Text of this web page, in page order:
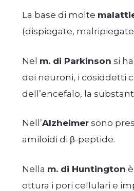
La base di molte
(dispiegate,
Nel m. di Parkinson si
dei neuroni, i cosiddetti
dell’encefalo, la
Nell’Alzheimersono
amiloidi di β-peptide.
Nella m. di Huntington
ottura i pori cellulari e